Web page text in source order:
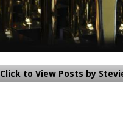
Click to View Posts by